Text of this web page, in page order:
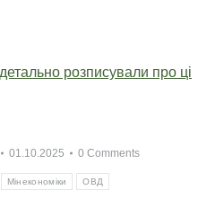
розписували про ці
01.10.2025 0 Comments
Мінекономіки ОВД